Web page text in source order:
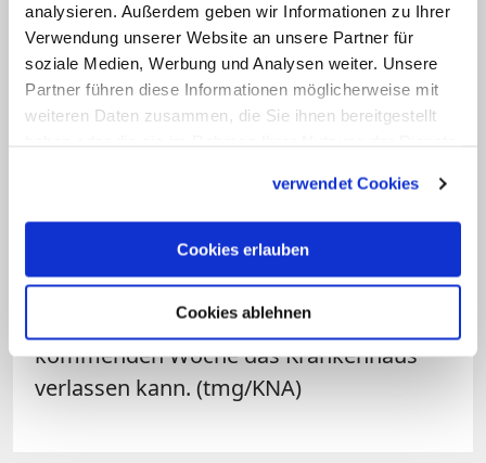
analysieren. Außerdem geben wir Informationen zu Ihrer
Verwendung unserer Website an unsere Partner für
soziale Medien, Werbung und Analysen weiter. Unsere
Partner führen diese Informationen möglicherweise mit
weiteren Daten zusammen, die Sie ihnen bereitgestellt
verwendet Cookies
Cookies erlauben
Cookies ablehnen
Unterdessen hat sich der Zustand von
Papst Franziskus offenbar weiter
stabilisiert. Wie der Vatikan am
Freitagmorgen mitteilte, verbrachte der
römischen Gemelli-Klinik und stand zum
Frühstück auf. Am Vortag war von leicht
verbesserten Blutwerten die Rede. Auch
in italienischen Medien wird derweil
spekuliert, ob der Papst in der
kommenden Woche das Krankenhaus
verlassen kann. (tmg/KNA)